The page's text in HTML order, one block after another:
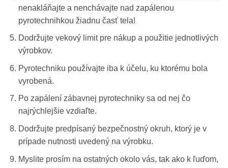
nenakláňajte a nenchávajte nad zapálenou
pyrotechnihkou žiadnu časť tela!
Dodržujte vekový limit pre nákup a použitie jednotlivých
výrobkov.
Pyrotechniku používajte iba k účelu, ku ktorému bola
vyrobená.
Po zapálení zábavnej pyrotechniky sa od nej čo
najrýchlejšie vzdiaľte.
Dodržujte predpísaný bezpečnostný okruh, ktorý je v
prípade nutnosti uvedený na výrobku.
Myslite prosím na ostatných okolo vás, tak ako k ľuďom,